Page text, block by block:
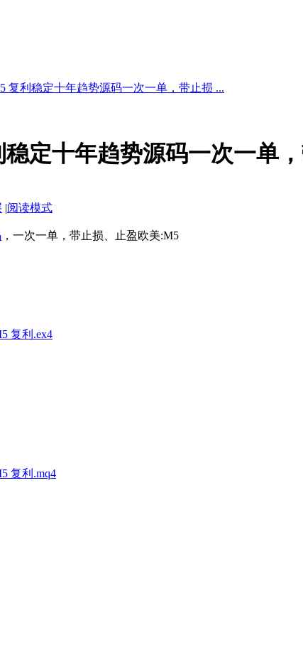
复利稳定十年趋势源码一次一单，带止损 ...
定十年趋势源码一次一单
|阅读模式
，一次一单，带止损、止盈欧美:M5
复利.ex4
复利.mq4